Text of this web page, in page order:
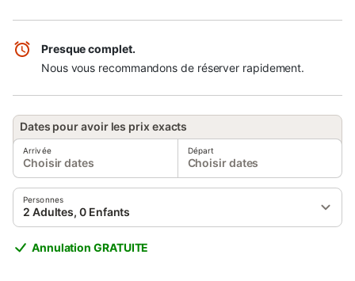
Presque complet.
Nous vous recommandons de réserver rapidement.
Dates pour avoir les prix exacts
Arrivée
Choisir dates
Départ
Choisir dates
Personnes
2 Adultes, 0 Enfants
Annulation GRATUITE